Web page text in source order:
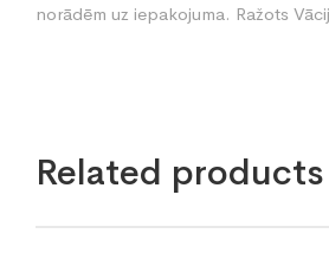
norādēm uz iepakojuma. Ražots
Related products